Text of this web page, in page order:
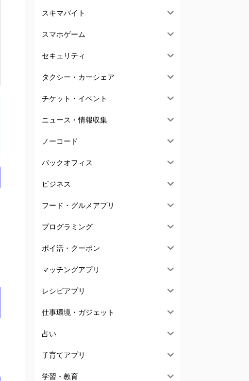
スキマバイト
スマホゲーム
セキュリティ
タクシー・カーシェア
チケット・イベント
ニュース・情報収集
ノーコード
バックオフィス
ビジネス
フード・グルメアプリ
プログラミング
ポイ活・クーポン
マッチングアプリ
レシピアプリ
仕事環境・ガジェット
占い
子育てアプリ
学習・教育